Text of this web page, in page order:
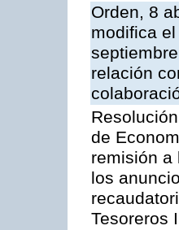
Orden, 8
modifica
relación
de
remisión a
los
Tesoreros